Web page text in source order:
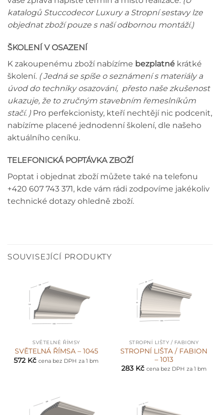
katalogů Stuccodecor Luxury a Stropní sestavy lze
objednat zboží pouze s naší odbornou montáží.)
ŠKOLENÍ V OSAZENÍ
K zakoupenému zboží nabízíme bezplatné krátké
školení. ( Jedná se spíše o seznámení s materiály a
úvod do techniky osazování, přesto naše zkušenost
ukazuje, že to zručným stavebním řemeslníkům
stačí. )Pro perfekcionisty, kteří nechtějí nic podcenit,
nabízíme placené jednodenní školení, dle našeho
aktuálního ceníku.
TELEFONICKÁ POPTÁVKA ZBOŽÍ
Poptat i objednat zboží můžete také na telefonu
+420 607 743 371, kde vám rádi zodpovíme jakékoliv
technické dotazy ohledně zboží.
SOUVISEJÍCÍ PRODUKTY
SVĚTELNÉ ŘÍMSY
SVĚTELNÁ ŘÍMSA – 1045
572 Kč cena bez DPH za 1 bm
STROPNÍ LIŠTY / FABIONY
STROPNÍ LIŠTA / FABION
– 1013
283 Kč cena bez DPH za 1 bm